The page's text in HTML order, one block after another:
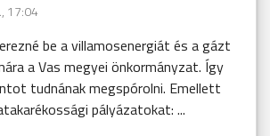
17:04
be a villamosenergiát és a gázt
a Vas megyei önkormányzat. Így
tudnának megspórolni. Emellett
pályázatokat: ...